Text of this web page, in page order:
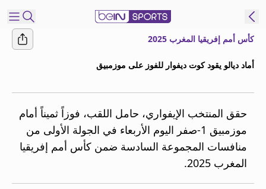
النسخة
MENA
إدارة
التنبيهات
كأس أمم إفريقيا المغرب 2025
أماد ديالو يقود كوت ديفوار للفوز على موزمبيق
حقق المنتخب الإيفواري، حامل اللقب، فوزاً ثميناً أمام
موزمبيق 1-صفر اليوم الأربعاء في الجولة الأولى من
منافسات المجموعة السادسة ضمن كأس أمم إفريقيا
المغرب 2025.